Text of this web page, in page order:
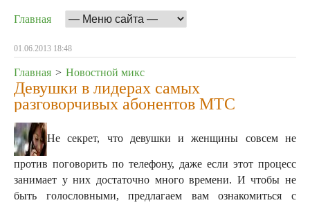
Главная
01.06.2013 18:48
Главная > Новостной микс
Девушки в лидерах самых
разговорчивых абонентов МТС
Не секрет, что девушки и женщины совсем не
против поговорить по телефону, даже если этот процесс
занимает у них достаточно много времени. И чтобы не
быть голословными, предлагаем вам ознакомиться с